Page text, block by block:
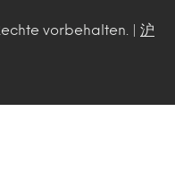
vorbehalten. | 沪